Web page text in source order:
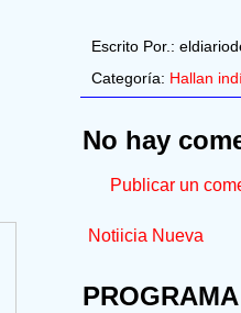
Escrito Por.:
Categoría: Hallan
No hay
Publicar un
Notiicia Nueva